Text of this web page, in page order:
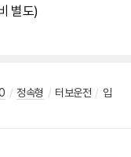
별도)
/ 정속형 / 터보운전 / 입